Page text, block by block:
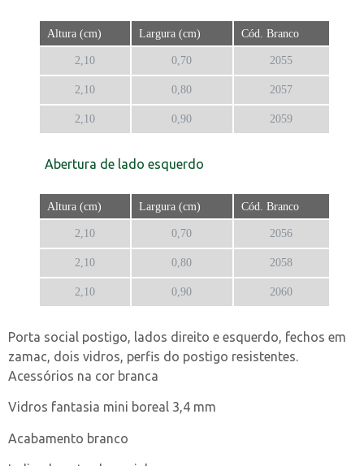
Altura (cm) Largura (cm) Cód. Branco
2,10 0,70 2055
2,10 0,80 2057
2,10 0,90 2059
Abertura de lado esquerdo
Altura (cm) Largura (cm) Cód. Branco
2,10 0,70 2056
2,10 0,80 2058
2,10 0,90 2060
Porta social postigo, lados direito e esquerdo, fechos em
zamac, dois vidros, perfis do postigo resistentes.
Acessórios na cor branca
Vidros fantasia mini boreal 3,4 mm
Acabamento branco